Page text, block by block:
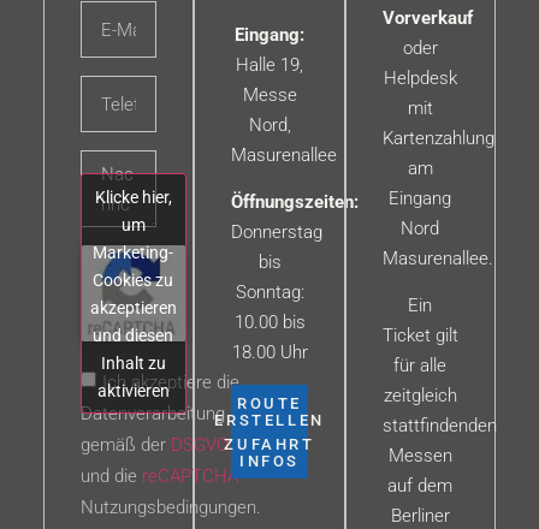
Klicke hier,
um
Marketing-
Cookies zu
akzeptieren
und diesen
Inhalt zu
aktivieren
Ich akzeptiere die
Datenverarbeitung
gemäß derDSGVO
und die reCAPTCHA
Nutzungsbedingungen.
Eingang:
Halle 19,
Messe
Nord,
Masurenallee
Öffnungszeiten:
Donnerstag
bis
Sonntag:
10.00 bis
18.00 Uhr
ROUTE
ERSTELLEN
ZUFAHRT
INFOS
Vorverkauf
oder
Helpdesk
mit
Kartenzahlung
am
Eingang
Nord
Masurenallee.
Ein
Ticket gilt
für alle
zeitgleich
stattfindenden
Messen
auf dem
Berliner